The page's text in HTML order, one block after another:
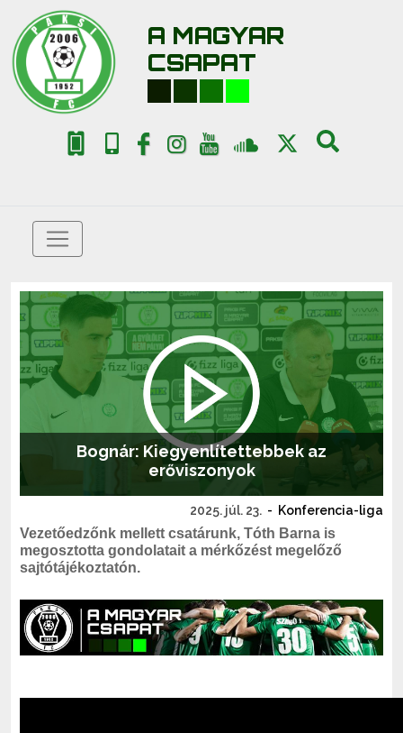
A MAGYAR
CSAPAT
Bognár: Kiegyenlítettebbek az
erőviszonyok
2025. júl. 23. - Konferencia-liga
Vezetőedzőnk mellett csatárunk, Tóth Barna is
megosztotta gondolatait a mérkőzést megelőző
sajtótájékoztatón.